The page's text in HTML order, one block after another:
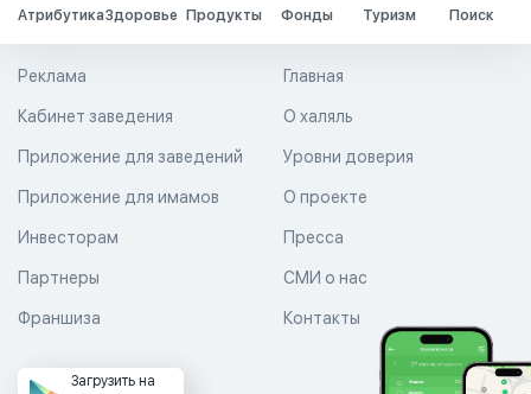
АтрибутикаЗдоровье Продукты Фонды Туризм Поиск
Главная
О халяль
Уровни доверия
Реклама
Кабинет заведения
Приложение для заведений
Приложение для имамов О проекте
Пресса
СМИ о нас
Контакты
Инвесторам
Партнеры
Франшиза
Загрузить на